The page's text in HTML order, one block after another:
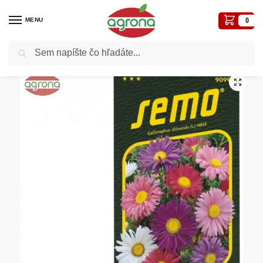
MENU 0
Domov Semená - osivá / Osivá kvetiny